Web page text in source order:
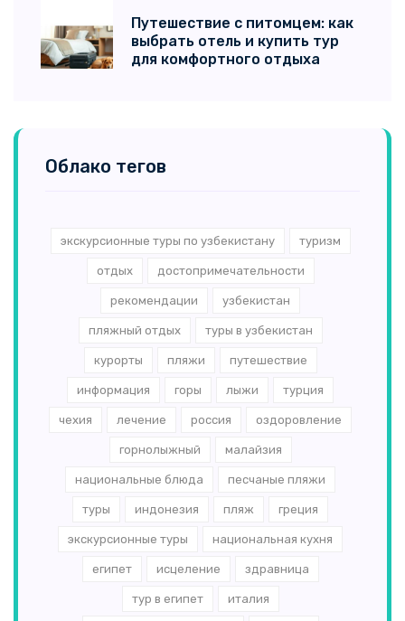
Путешествие с питомцем: как
выбрать отель и купить тур
для комфортного отдыха
Облако тегов
экскурсионные туры по узбекистану туризм
отдых достопримечательности
рекомендации узбекистан
пляжный отдых туры в узбекистан
курорты пляжи путешествие
информация горы лыжи турция
чехия лечение россия оздоровление
горнолыжный малайзия
национальные блюда песчаные пляжи
туры индонезия пляж греция
экскурсионные туры национальная кухня
египет исцеление здравница
тур в египет италия